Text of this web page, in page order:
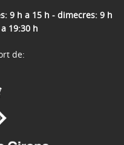
9 h a 15 h - dimecres: 9 h
19:30 h
de: